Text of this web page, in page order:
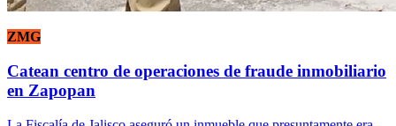
ZMG
Catean centro de operaciones de fraude inmobiliario
en Zapopan